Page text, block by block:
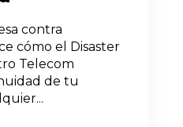
contra
cómo el Disaster
Telecom
de tu